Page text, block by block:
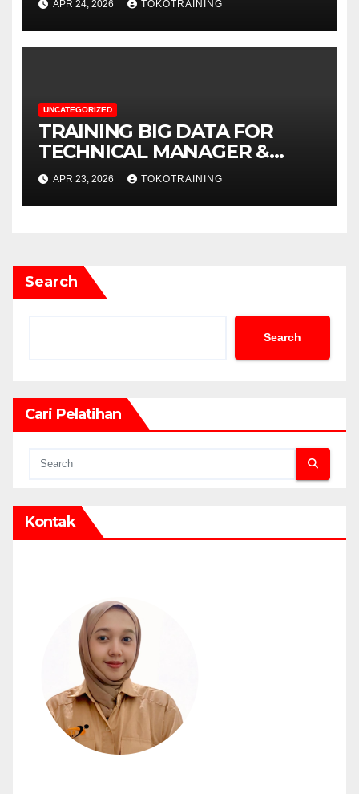
APR 24, 2026 TOKOTRAINING
UNCATEGORIZED
TRAINING BIG DATA FOR
TECHNICAL MANAGER &
DECISION MAKERS
APR 23, 2026 TOKOTRAINING
Search
Search
Cari Pelatihan
Kontak